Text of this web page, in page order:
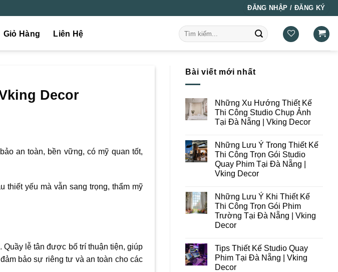
ĐĂNG NHẬP / ĐĂNG KÝ
Giỏ Hàng Liên Hệ
Tìm
kiếm:
Decor
an toàn, bền vững, có mỹ quan tốt,
thiết yếu mà vẫn sang trọng, thẩm mỹ
Quầy lễ tân được bố trí thuận tiện, giúp
bảo sự riêng tư và an toàn cho các
Bài viết mới nhất
Những Xu Hướng Thiết Kế
Thi Công Studio Chụp Ảnh
Tại Đà Nẵng | Vking Decor
bình
luận
ở
Những
Xu
Hướng
Thi
Công
Studio
Chụp
Ảnh
Tại
Vking
Decor
Những Lưu Ý Trong Thiết Kế
Thi Công Trọn Gói Studio
Quay Phim Tại Đà Nẵng |
Vking Decor
bình
luận
ở
Những
Lưu
Ý
Kế
Thi
Công
Trọn
Những Lưu Ý Khi Thiết Kế
Thi Công Trọn Gói Phim
Trường Tại Đà Nẵng | Vking
Decor
bình
luận
ở
Những
Tips Thiết Kế Studio Quay
Phim Tại Đà Nẵng | Vking
Decor